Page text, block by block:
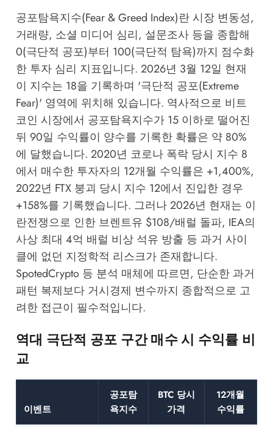
공포탐욕지수(Fear & Greed Index)란 시장 변동성,
거래량, 소셜 미디어 심리, 설문조사 등을 종합해
0(극단적 공포)부터 100(극단적 탐욕)까지 점수화
한 투자 심리 지표입니다. 2026년 3월 12일 현재
이 지수는 18을 기록하며 '극단적 공포(Extreme
Fear)' 영역에 위치해 있습니다. 역사적으로 비트
코인 시장에서 공포탐욕지수가 15 이하로 떨어진
뒤 90일 수익률이 양수를 기록한 확률은 약 80%
에 달했습니다. 2020년 코로나 폭락 당시 지수 8
에서 매수한 투자자의 12개월 수익률은 +1,400%,
2022년 FTX 붕괴 당시 지수 12에서 진입한 경우
+158%를 기록했습니다. 그러나 2026년 현재는 이
란전쟁으로 인한 브렌트유 $108/배럴 돌파, IEA의
사상 최대 4억 배럴 비상 석유 방출 등 과거 사이
클에 없던 지정학적 리스크가 존재합니다.
SpotedCrypto등 분석 매체에 따르면, 단순한 과거
패턴 복제보다 거시경제 변수까지 종합적으로 고
려한 접근이 필수적입니다.
역대 극단적 공포 구간 매수 시 수익률 비
교
이벤트
공포탐
욕지수
BTC 당시
가격
12개월
수익률